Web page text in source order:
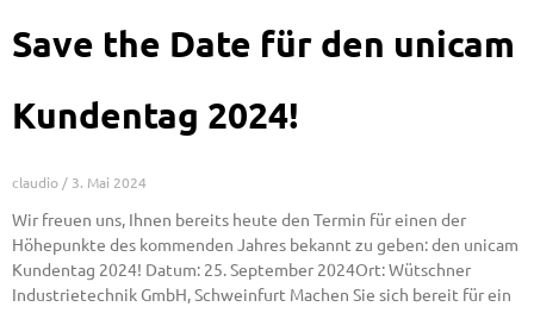
Save the Date für den unicam
Kundentag 2024!
claudio 3. Mai 2024
Wir freuen uns, Ihnen bereits heute den Termin für einen der
Höhepunkte des kommenden Jahres bekannt zu geben: den unicam
Kundentag 2024! Datum: 25. September 2024Ort: Wütschner
Industrietechnik GmbH, Schweinfurt Machen Sie sich bereit für ein